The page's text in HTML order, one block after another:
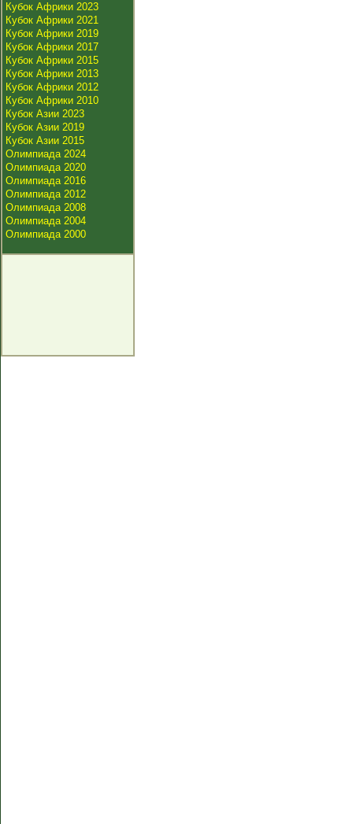
Кубок Африки 2023
Кубок Африки 2021
Кубок Африки 2019
Кубок Африки 2017
Кубок Африки 2015
Кубок Африки 2013
Кубок Африки 2012
Кубок Африки 2010
Кубок Азии 2023
Кубок Азии 2019
Кубок Азии 2015
Олимпиада 2024
Олимпиада 2020
Олимпиада 2016
Олимпиада 2012
Олимпиада 2008
Олимпиада 2004
Олимпиада 2000